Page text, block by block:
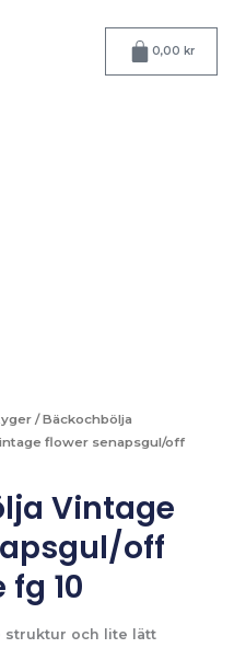
0,00 kr
Varukorg
/Bäckochbölja
flower senapsgul/off
Vintage
off
10
struktur och lite lätt